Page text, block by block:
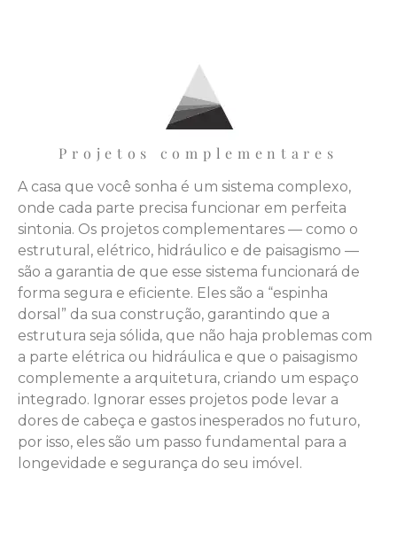
Projetos complementares
A casa que você sonha é um sistema complexo,
onde cada parte precisa funcionar em perfeita
sintonia. Os projetos complementares — como o
estrutural, elétrico, hidráulico e de paisagismo —
são a garantia de que esse sistema funcionará de
forma segura e eficiente. Eles são a “espinha
dorsal” da sua construção, garantindo que a
estrutura seja sólida, que não haja problemas com
a parte elétrica ou hidráulica e que o paisagismo
complemente a arquitetura, criando um espaço
integrado. Ignorar esses projetos pode levar a
dores de cabeça e gastos inesperados no futuro,
por isso, eles são um passo fundamental para a
longevidade e segurança do seu imóvel.